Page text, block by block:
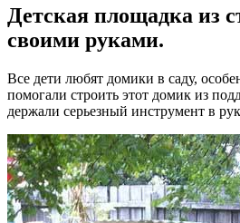
Детская площадка из
своими руками.
Все дети любят домики в саду,
помогали строить этот домик из
держали серьезный инструмент в